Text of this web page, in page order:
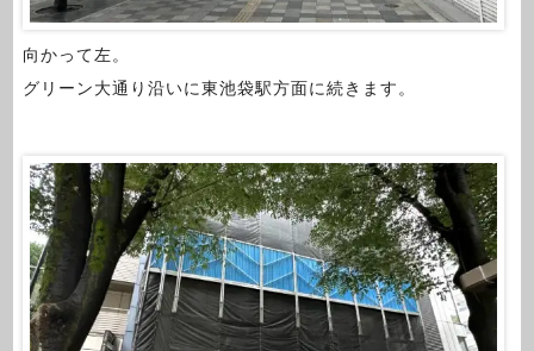
向かって左。
グリーン大通り沿いに東池袋駅方面に続きます。